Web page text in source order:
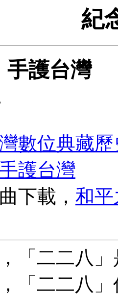
紀
手護台灣
數位典藏
護台灣
下載， 和
二二八」
二二八」